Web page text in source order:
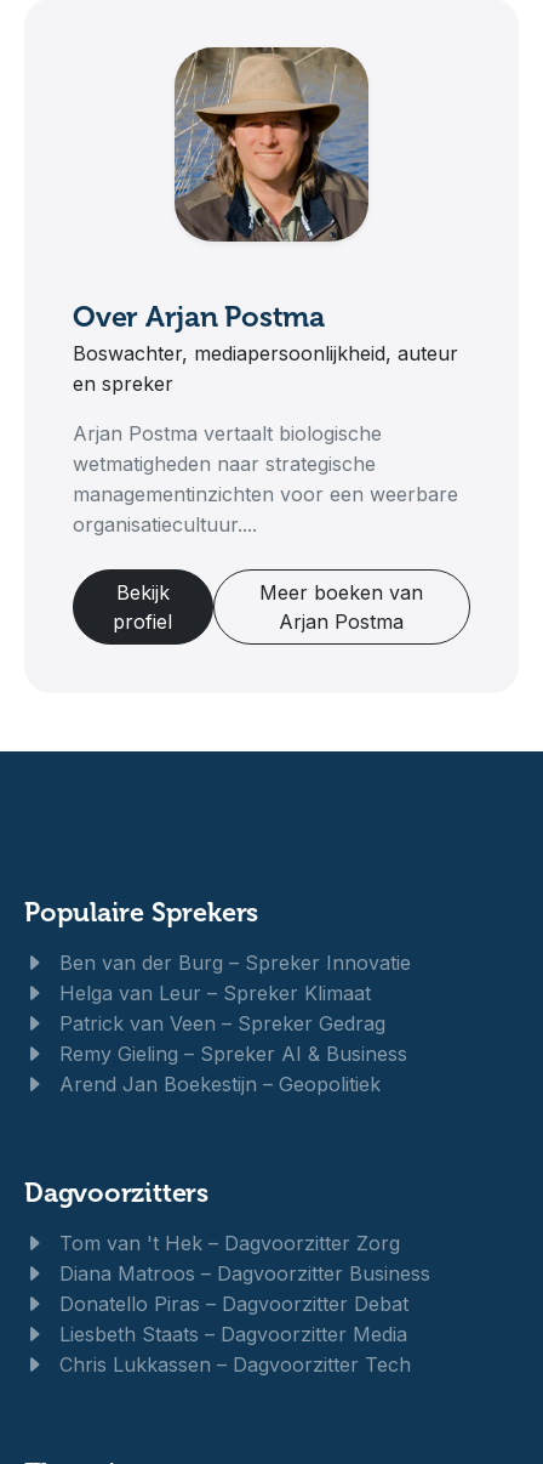
Over Arjan Postma
Boswachter, mediapersoonlijkheid, auteur
en spreker
Arjan Postma vertaalt biologische
wetmatigheden naar strategische
managementinzichten voor een weerbare
organisatiecultuur....
Bekijk
profiel
Meer boeken van
Arjan Postma
Populaire Sprekers
Ben van der Burg – Spreker Innovatie
Helga van Leur – Spreker Klimaat
Patrick van Veen – Spreker Gedrag
Remy Gieling – Spreker AI & Business
Arend Jan Boekestijn – Geopolitiek
Dagvoorzitters
Tom van 't Hek – Dagvoorzitter Zorg
Diana Matroos – Dagvoorzitter Business
Donatello Piras – Dagvoorzitter Debat
Liesbeth Staats – Dagvoorzitter Media
Chris Lukkassen – Dagvoorzitter Tech